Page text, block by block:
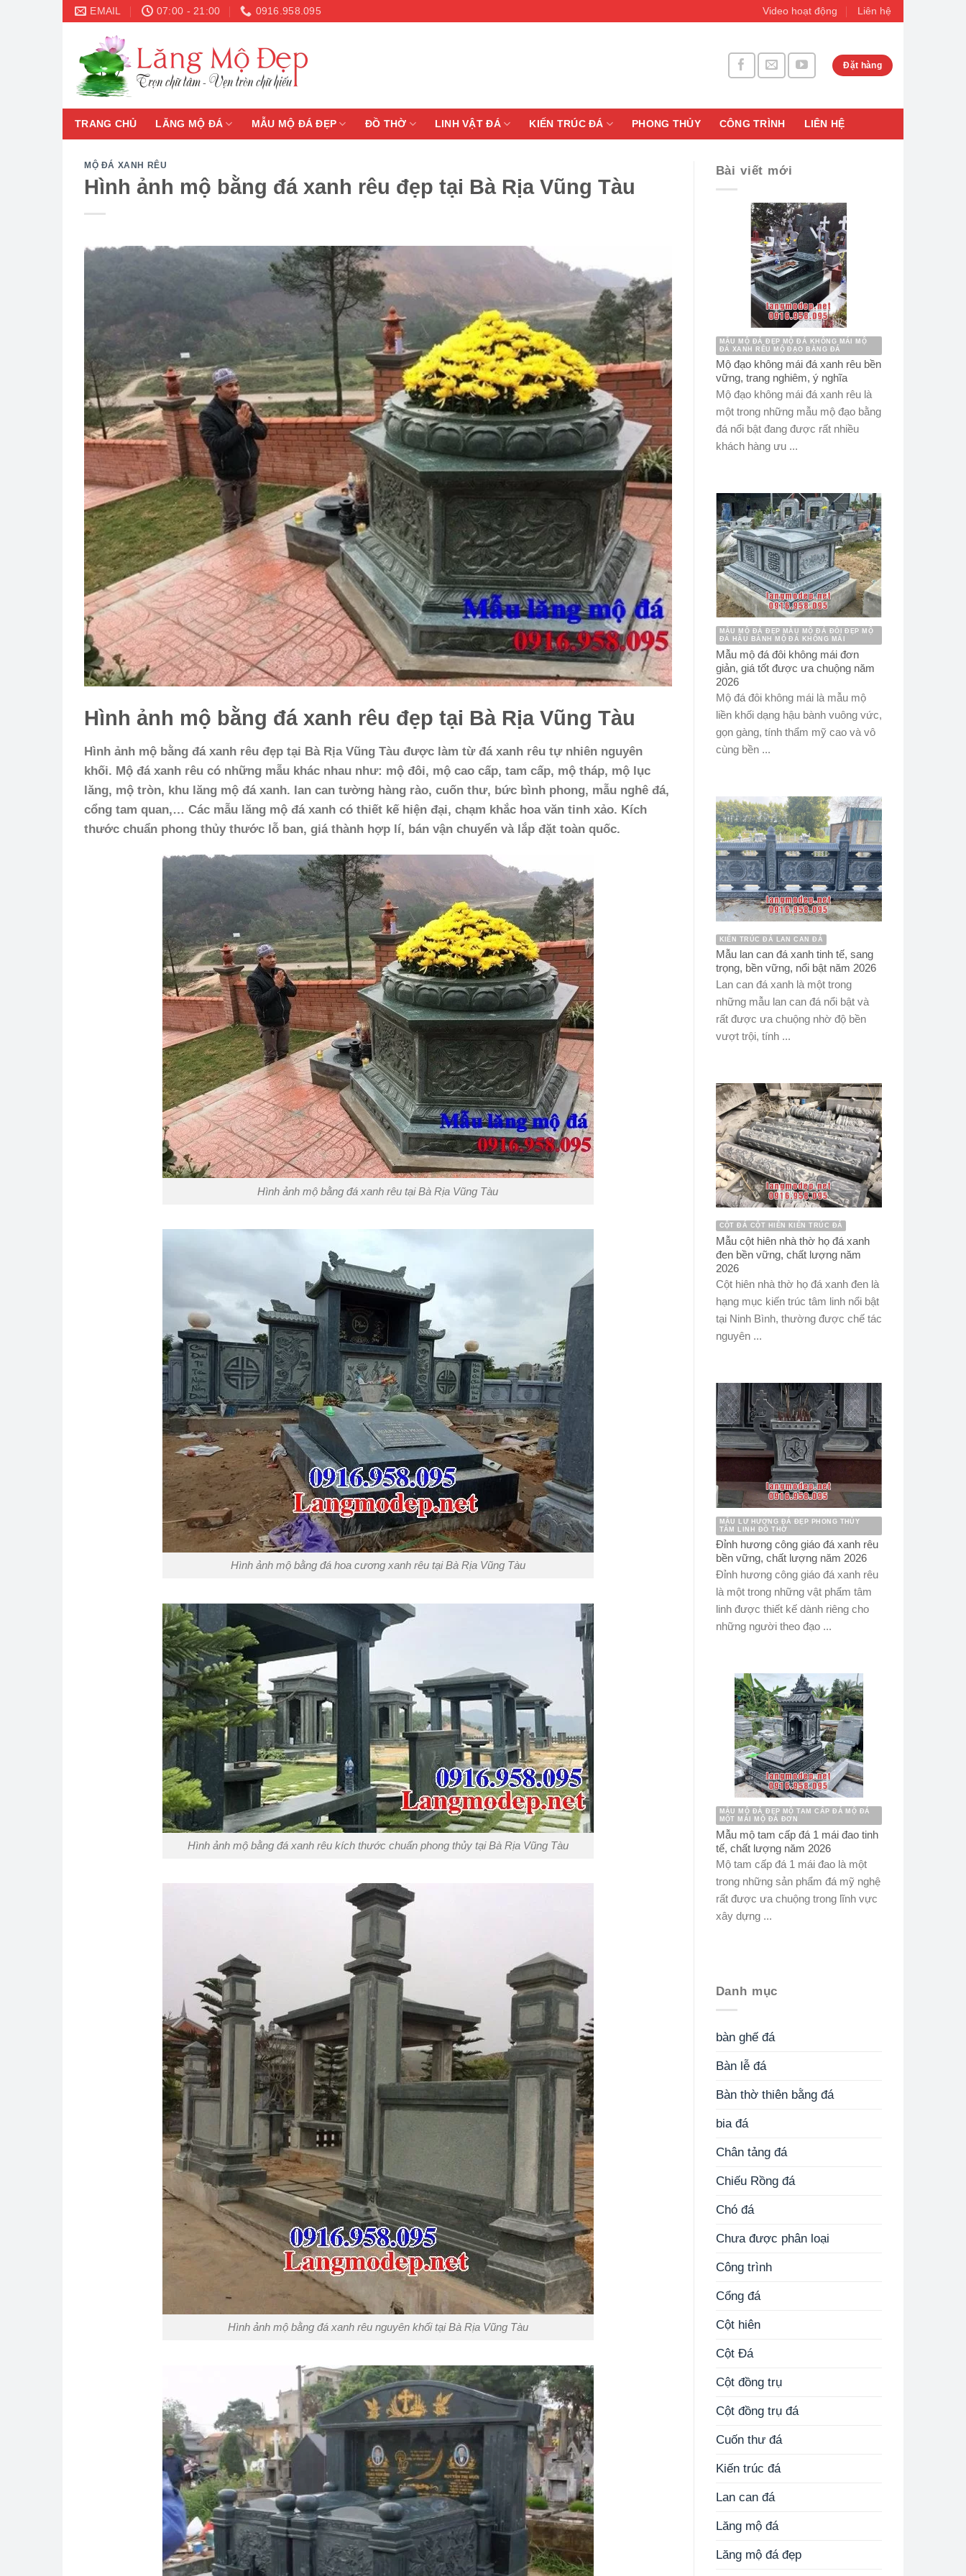
Skip
content
EMAIL 07:00 - 21:00 0916.958.095 Video hoạt động Liên hệ
Đặt hàng
TRANG CHỦ LĂNG MỘ ĐÁ MẪU MỘ ĐÁ ĐẸP ĐỒ THỜ LINH VẬT ĐÁ KIẾN TRÚC ĐÁ PHONG THỦY CÔNG TRÌNH LIÊN HỆ
MỘ ĐÁ XANH RÊU
Hình ảnh mộ bằng đá xanh rêu đẹp tại Bà Rịa Vũng Tàu
Hình ảnh mộ bằng đá xanh rêu đẹp tại Bà Rịa Vũng Tàu
Hình ảnh mộ bằng đá xanh rêu đẹp tại Bà Rịa Vũng Tàu được làm từ đá xanh rêu tự nhiên nguyên
khối. Mộ đá xanh rêu có những mẫu khác nhau như: mộ đôi, mộ cao cấp, tam cấp, mộ tháp, mộ lục
lăng, mộ tròn, khu lăng mộ đá xanh. lan can tường hàng rào, cuốn thư, bức bình phong, mẫu nghê đá,
cổng tam quan,… Các mẫu lăng mộ đá xanh có thiết kế hiện đại, chạm khắc hoa văn tinh xảo. Kích
thước chuẩn phong thủy thước lỗ ban, giá thành hợp lí, bán vận chuyển và lắp đặt toàn quốc.
Hình ảnh mộ bằng đá xanh rêu tại Bà Rịa Vũng Tàu
Hình ảnh mộ bằng đá hoa cương xanh rêu tại Bà Rịa Vũng Tàu
Hình ảnh mộ bằng đá xanh rêu kích thước chuẩn phong thủy tại Bà Rịa Vũng Tàu
Hình ảnh mộ bằng đá xanh rêu nguyên khối tại Bà Rịa Vũng Tàu
Bài viết mới
MẪU MỘ ĐÁ ĐẸP MỘ ĐÁ KHÔNG MÁI MỘ
ĐÁ XANH RÊU MỘ ĐẠO BẰNG ĐÁ
Mộ đạo không mái đá xanh rêu bền
vững, trang nghiêm, ý nghĩa
Mộ đạo không mái đá xanh rêu là
một trong những mẫu mộ đạo bằng
đá nổi bật đang được rất nhiều
khách hàng ưu ...
MẪU MỘ ĐÁ ĐẸP MẪU MỘ ĐÁ ĐÔI ĐẸP MỘ
ĐÁ HẬU BÀNH MỘ ĐÁ KHÔNG MÁI
Mẫu mộ đá đôi không mái đơn
giản, giá tốt được ưa chuộng năm
2026
Mộ đá đôi không mái là mẫu mộ
liền khối dạng hậu bành vuông vức,
gọn gàng, tính thẩm mỹ cao và vô
cùng bền ...
KIẾN TRÚC ĐÁ LAN CAN ĐÁ
Mẫu lan can đá xanh tinh tế, sang
trọng, bền vững, nổi bật năm 2026
Lan can đá xanh là một trong
những mẫu lan can đá nổi bật và
rất được ưa chuộng nhờ độ bền
vượt trội, tính ...
CỘT ĐÁ CỘT HIÊN KIẾN TRÚC ĐÁ
Mẫu cột hiên nhà thờ họ đá xanh
đen bền vững, chất lượng năm
2026
Cột hiên nhà thờ họ đá xanh đen là
hạng mục kiến trúc tâm linh nổi bật
tại Ninh Bình, thường được chế tác
nguyên ...
MẪU LƯ HƯƠNG ĐÁ ĐẸP PHONG THỦY
TÂM LINH ĐỒ THỜ
Đỉnh hương công giáo đá xanh rêu
bền vững, chất lượng năm 2026
Đỉnh hương công giáo đá xanh rêu
là một trong những vật phẩm tâm
linh được thiết kế dành riêng cho
những người theo đạo ...
MẪU MỘ ĐÁ ĐẸP MỘ TAM CẤP ĐÁ MỘ ĐÁ
MỘT MÁI MỘ ĐÁ ĐƠN
Mẫu mộ tam cấp đá 1 mái đao tinh
tế, chất lượng năm 2026
Mộ tam cấp đá 1 mái đao là một
trong những sản phẩm đá mỹ nghệ
rất được ưa chuộng trong lĩnh vực
xây dựng ...
Danh mục
bàn ghế đá
Bàn lễ đá
Bàn thờ thiên bằng đá
bia đá
Chân tảng đá
Chiếu Rồng đá
Chó đá
Chưa được phân loại
Công trình
Cổng đá
Cột hiên
Cột Đá
Cột đồng trụ
Cột đồng trụ đá
Cuốn thư đá
Kiến trúc đá
Lan can đá
Lăng mộ đá
Lăng mộ đá đẹp